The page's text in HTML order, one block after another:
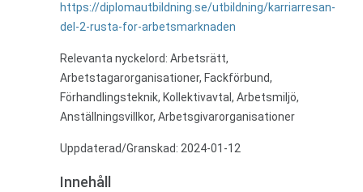
https://diplomautbildning.se/utbildning/karriarresan-
del-2-rusta-for-arbetsmarknaden
Relevanta nyckelord: Arbetsrätt,
Arbetstagarorganisationer, Fackförbund,
Förhandlingsteknik, Kollektivavtal, Arbetsmiljö,
Anställningsvillkor, Arbetsgivarorganisationer
Uppdaterad/Granskad: 2024-01-12
Innehåll